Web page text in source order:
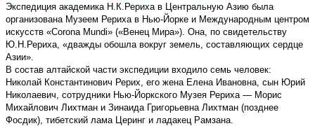
Экспедиция академика Н.К.Рериха в Центральную Азию была
организована Музеем Рериха в Нью-Йорке и Международным центром
искусств «Corona Mundi» («Венец Мира»). Она, по свидетельству
Ю.Н.Рериха, «дважды обошла вокруг земель, составляющих сердце
Азии».
В состав алтайской части экспедиции входило семь человек:
Николай Константинович Рерих, его жена Елена Ивановна, сын Юрий
Николаевич, сотрудники Нью-Йоркского Музея Рериха — Морис
Михайлович Лихтман и Зинаида Григорьевна Лихтман (позднее
Фосдик), тибетский лама Церинг и ладакец Рамзана.